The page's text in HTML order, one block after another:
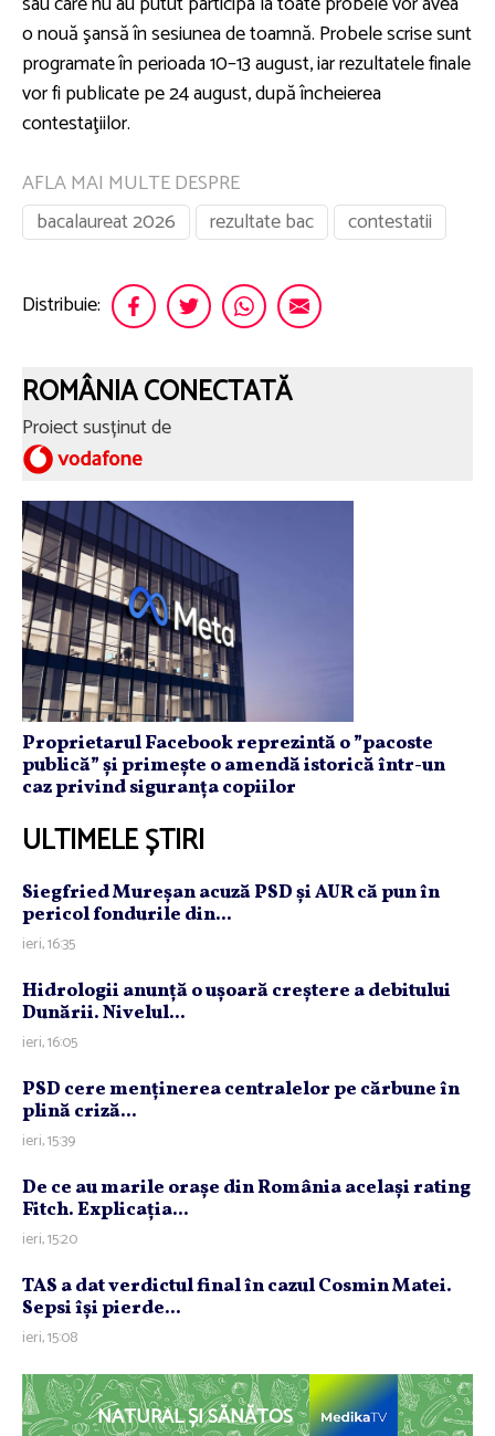
o nouă şansă în sesiunea de toamnă. Probele scrise sunt
programate în perioada 10–13 august, iar rezultatele finale
vor fi publicate pe 24 august, după încheierea
contestaţiilor.
AFLA MAI MULTE DESPRE
bacalaureat 2026
rezultate bac contestatii
Distribuie:
ROMÂNIA CONECTATĂ
Proiect susținut de
Proprietarul Facebook reprezintă o ”pacoste
publică” și primește o amendă istorică într-un
caz privind siguranța copiilor
ULTIMELE ȘTIRI
Siegfried Mureşan acuză PSD şi AUR că pun în
pericol fondurile din...
ieri, 16:35
Hidrologii anunţă o uşoară creştere a debitului
Dunării. Nivelul...
ieri, 16:05
PSD cere menţinerea centralelor pe cărbune în
plină criză...
ieri, 15:39
De ce au marile oraşe din România acelaşi rating
Fitch. Explicaţia...
ieri, 15:20
TAS a dat verdictul final în cazul Cosmin Matei.
Sepsi îşi pierde...
ieri, 15:08
NATURAL ȘI SĂNĂTOS